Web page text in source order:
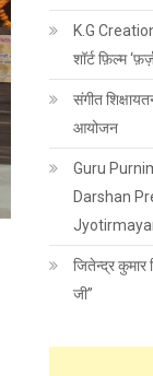
K.G
शॉर्ट फ़िल्म
संगीत
आयोजन
Guru
Darshan
जितेन्द्र कुमार
जी”